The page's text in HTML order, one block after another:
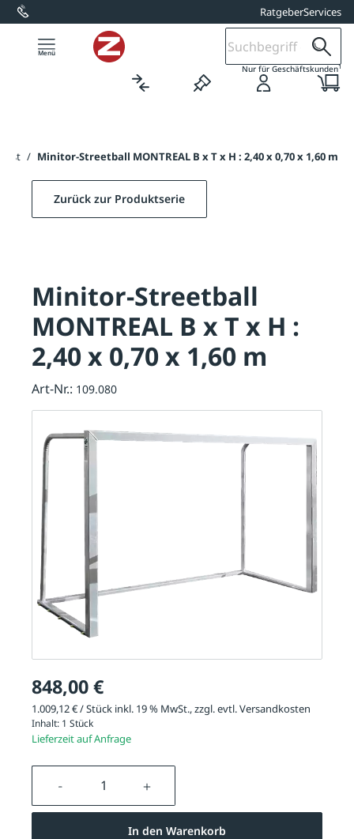
springen RatgeberServices
Nur für Geschäftskunden1
/ Minitor-Streetball MONTREAL B x T x H : 2,40 x 0,70 x 1,60 m
848,00 €
1.009,12 € / Stück inkl. 19 % MwSt., zzgl. evtl.Versandkosten
Inhalt: 1 Stück
Lieferzeit auf Anfrage
Produkt Anzahl: Gib den
In den Warenkorb
Zurück zur Produktserie
Minitor-Streetball
MONTREAL B x T x H :
2,40 x 0,70 x 1,60 m
Art-Nr.: 109.080